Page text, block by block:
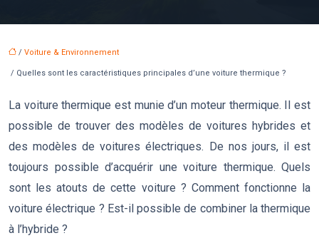
/ Voiture & Environnement
/ Quelles sont les caractéristiques principales d’une voiture thermique ?
La voiture thermique est munie d’un moteur thermique. Il est
possible de trouver des modèles de voitures hybrides et
des modèles de voitures électriques. De nos jours, il est
toujours possible d’acquérir une voiture thermique. Quels
sont les atouts de cette voiture ? Comment fonctionne la
voiture électrique ? Est-il possible de combiner la thermique
à l’hybride ?